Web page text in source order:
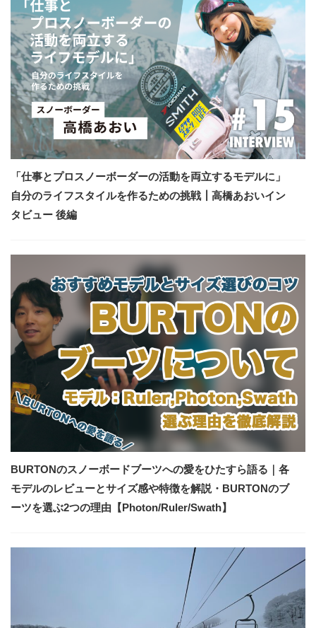
「仕事とプロスノーボーダーの活動を両立するモデルに」
自分のライフスタイルを作るための挑戦┃高橋あおいイン
タビュー 後編
BURTONのスノーボードブーツへの愛をひたすら語る｜各
モデルのレビューとサイズ感や特徴を解説・BURTONのブ
ーツを選ぶ2つの理由【Photon/Ruler/Swath】